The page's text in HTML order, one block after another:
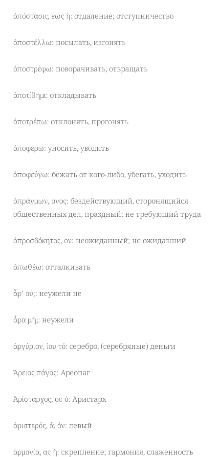
ἀπόστασις, εως ἡ: отдаление; отступничество
ἀποστέλλω: посылать, изгонять
ἀποστρέφω: поворачивать, отвращать
ἀποτίθημι: откладывать
ἀποτρέπω: отклонять, прогонять
ἀποφέρω: уносить, уводить
ἀποφεύγω: бежать от кого-либо, убегать, уходить
ἀπράγμων, ονος: бездействующий, сторонящийся
общественных дел, праздный; не требующий труда
ἀπροσδόκητος, ον: неожиданный; не ожидавший
ἀπωθέω: отталкивать
ἆρ’ οὐ;: неужели не
ἆρα μή;: неужели
ἀργύριον, ίου τό: серебро, (серебряные) деньги
Ἄρειος πάγος: Ареопаг
Ἀρίσταρχος, ου ὁ: Аристарх
ἀριστερός, ά, όν: левый
ἁρμονία, ας ἡ: скрепление; гармония, слаженность